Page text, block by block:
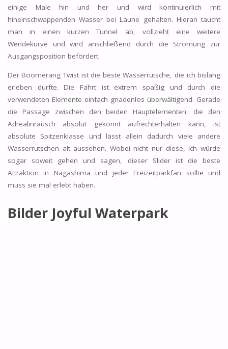
einige Male hin und her und wird kontinuierlich mit
hineinschwappenden Wasser bei Laune gehalten. Hieran taucht
man in einen kurzen Tunnel ab, vollzieht eine weitere
Wendekurve und wird anschließend durch die Strömung zur
Ausgangsposition befördert.
Der Boomerang Twist ist die beste Wasserrutsche, die ich bislang
erleben durfte. Die Fahrt ist extrem spaßig und durch die
verwendeten Elemente einfach gnadenlos überwältigend. Gerade
die Passage zwischen den beiden Hauptelementen, die den
Adrealinrausch absolut gekonnt aufrechterhalten kann, ist
absolute Spitzenklasse und lässt allein dadurch viele andere
Wasserrutschen alt aussehen. Wobei nicht nur diese, ich würde
sogar soweit gehen und sagen, dieser Slider ist die beste
Attraktion in Nagashima und jeder Freizeitparkfan sollte und
muss sie mal erlebt haben.
Bilder Joyful Waterpark